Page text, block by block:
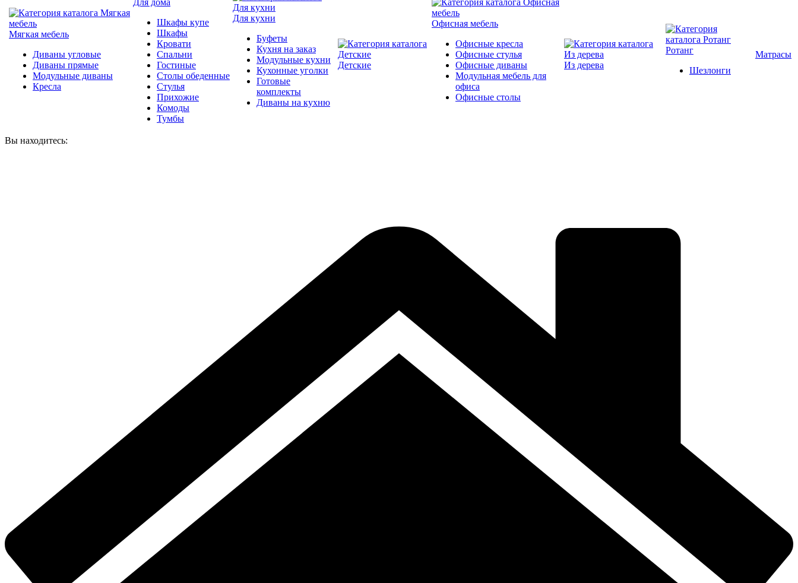
Мягкая мебель
Диваны угловые
Диваны прямые
Модульные диваны
Кресла
Для дома
Шкафы купе
Шкафы
Кровати
Спальни
Гостиные
Столы обеденные
Стулья
Прихожие
Комоды
Тумбы
Для кухни
Буфеты
Кухня на заказ
Модульные кухни
Кухонные уголки
Готовые
комплекты
Диваны на кухню
Детские
Офисная мебель
Офисные кресла
Офисные стулья
Офисные диваны
Модульная мебель для
офиса
Офисные столы
Из дерева
Ротанг
Шезлонги
Матрасы
Вы находитесь: